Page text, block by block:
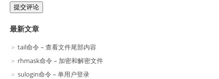
提交评论
最新文章
tail命令 – 查看文件尾部内容
rhmask命令 – 加密和解密文件
sulogin命令 – 单用户登录